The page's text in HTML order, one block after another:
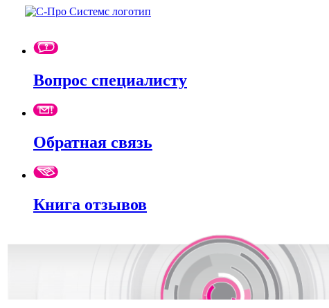
Вопрос специалисту
Обратная связь
Книга отзывов